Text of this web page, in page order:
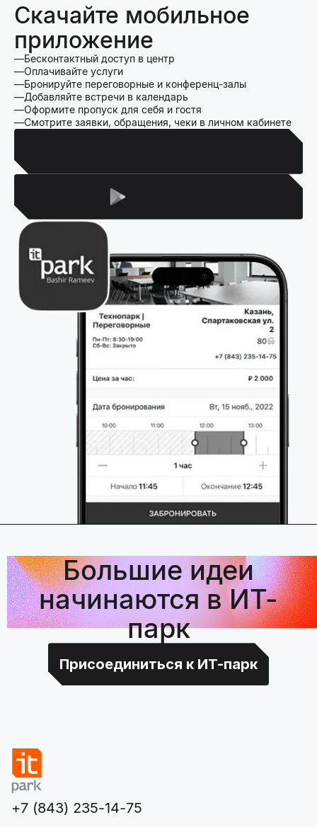
Скачайте мобильное
приложение
Бесконтактный доступ в центр
Оплачивайте услуги
Бронируйте переговорные и конференц-залы
Добавляйте встречи в календарь
Оформите пропуск для себя и гостя
Смотрите заявки, обращения, чеки в личном кабинете
Большие идеи
начинаются в ИТ-
парк
Присоединиться к ИТ-парк
+7 (843) 235-14-75